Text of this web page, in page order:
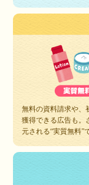
無料の資料請求や、
獲得できる広告も。
元される“実質無料”